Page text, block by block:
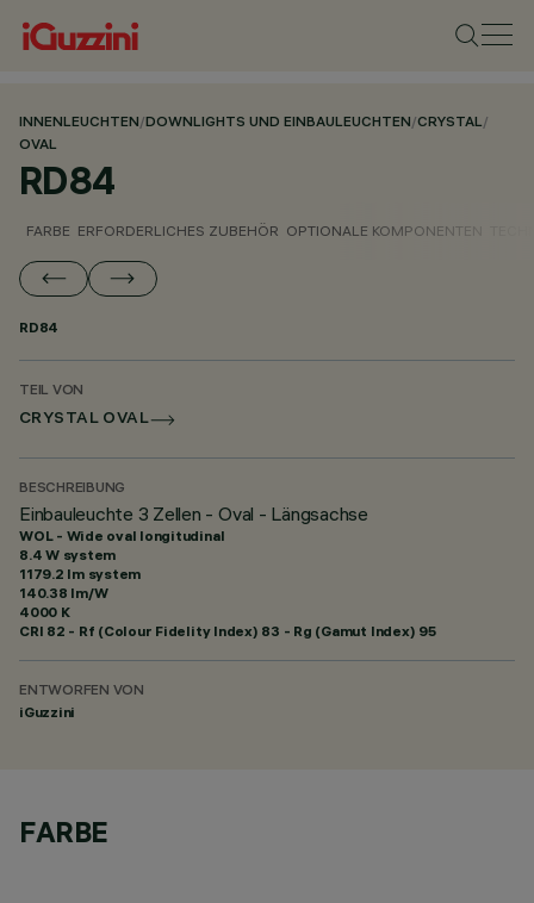
INNENLEUCHTEN/DOWNLIGHTS UND EINBAULEUCHTEN/CRYSTAL/
OVAL
RD84
FARBE ERFORDERLICHES ZUBEHÖR OPTIONALE KOMPONENTEN
RD84
TEIL VON
CRYSTAL OVAL
BESCHREIBUNG
Einbauleuchte 3 Zellen - Oval - Längsachse
WOL - Wide oval longitudinal
8.4 W system
1179.2 lm system
140.38 lm/W
4000 K
CRI 82 - Rf (Colour Fidelity Index) 83 - Rg (Gamut Index) 95
ENTWORFEN VON
iGuzzini
FARBE